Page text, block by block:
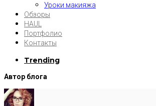
Уроки макияжа
Обзоры
HAUL
Портфолио
Контакты
Trending
Автор блога